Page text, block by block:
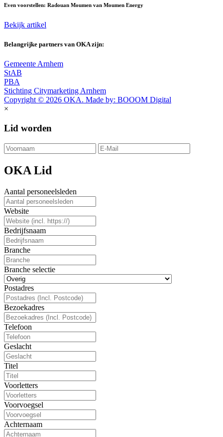
Even voorstellen: Radouan Moumen van Moumen Energy
Bekijk artikel
Belangrijke partners van OKA zijn:
Gemeente Arnhem
StAB
PBA
Stichting Citymarketing Arnhem
Copyright © 2026 OKA. Made by: BOOOM Digital
×
Lid worden
OKA Lid
Aantal personeelsleden
Website
Bedrijfsnaam
Branche
Branche selectie
Postadres
Bezoekadres
Telefoon
Geslacht
Titel
Voorletters
Voorvoegsel
Achternaam